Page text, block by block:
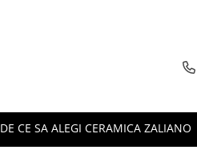
DE CE SA ALEGI CERAMICA ZALIANO